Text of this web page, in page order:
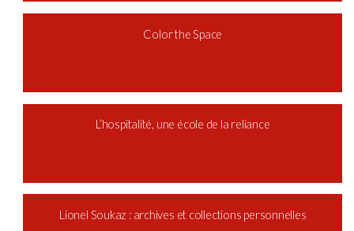
Color the Space
L’hospitalité, une école de la reliance
Lionel Soukaz : archives et collections personnelles